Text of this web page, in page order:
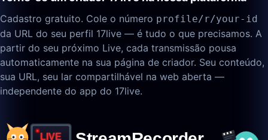
Cadastro gratuito. Cole o número profile/r/your-id
da URL do seu perfil 17live — é tudo o que precisamos. A
partir do seu próximo Live, cada transmissão pousa
automaticamente na sua página de criador. Seu conteúdo,
sua URL, seu lar compartilhável na web aberta —
independente do app do 17live.